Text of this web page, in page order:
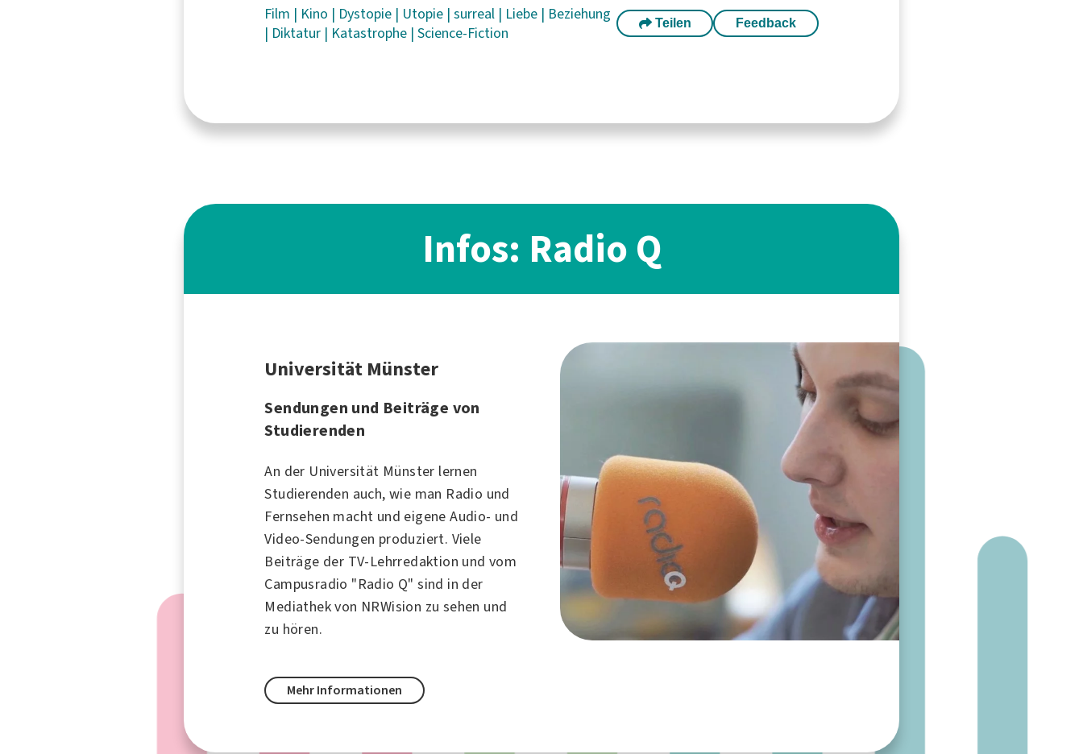
Film | Kino | Dystopie | Utopie |surreal | Liebe | Beziehung
| Diktatur | Katastrophe |Science-Fiction
Teilen Feedback
Infos: Radio Q
Universität Münster
Sendungen und Beiträge von
Studierenden
An der Universität Münster lernen
Studierenden auch, wie man Radio und
Fernsehen macht und eigene Audio- und
Video-Sendungen produziert. Viele
Beiträge der TV-Lehrredaktion und vom
Campusradio "Radio Q" sind in der
Mediathek von NRWision zu sehen und
zu hören.
Mehr Informationen